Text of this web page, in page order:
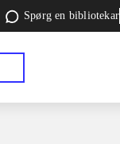
Spørg en bibliotekar